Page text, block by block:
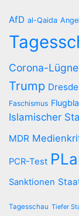
AfD al-Qaida
Corona-
Trump
Faschismus
Islamischer
MDR
PCR-Test
Sanktionen
Tagesschau Tiefer